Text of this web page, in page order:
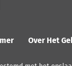
Over Het